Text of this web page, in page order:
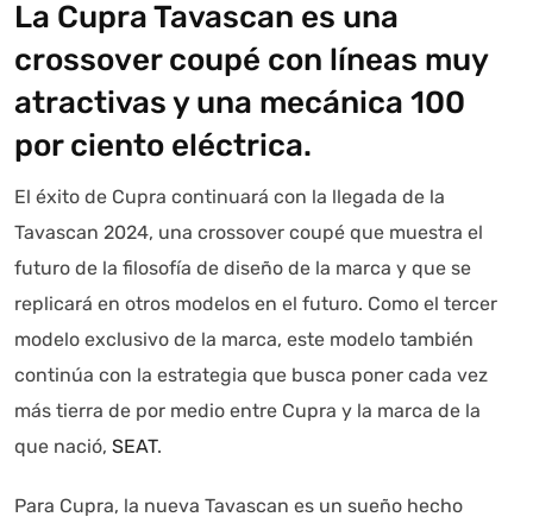
La Cupra Tavascan es una
crossover coupé con líneas muy
atractivas y una mecánica 100
por ciento eléctrica.
El éxito de Cupra continuará con la llegada de la
Tavascan 2024, una crossover coupé que muestra el
futuro de la filosofía de diseño de la marca y que se
replicará en otros modelos en el futuro. Como el tercer
modelo exclusivo de la marca, este modelo también
continúa con la estrategia que busca poner cada vez
más tierra de por medio entre Cupra y la marca de la
que nació, SEAT.
Para Cupra, la nueva Tavascan es un sueño hecho